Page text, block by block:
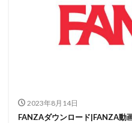
2023年8月14日
FANZAダウンロード|FANZA動